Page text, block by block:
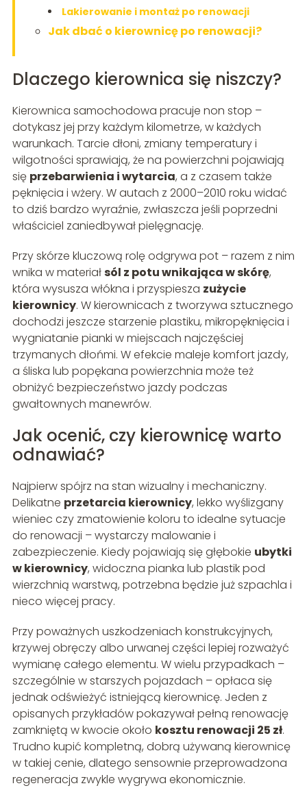
Lakierowanie i montaż po renowacji
Jak dbać o kierownicę po renowacji?
Dlaczego kierownica się niszczy?
Kierownica samochodowa pracuje non stop –
dotykasz jej przy każdym kilometrze, w każdych
warunkach. Tarcie dłoni, zmiany temperatury i
wilgotności sprawiają, że na powierzchni pojawiają
się przebarwienia i wytarcia, a z czasem także
pęknięcia i wżery. W autach z 2000–2010 roku widać
to dziś bardzo wyraźnie, zwłaszcza jeśli poprzedni
właściciel zaniedbywał pielęgnację.
Przy skórze kluczową rolę odgrywa pot – razem z nim
wnika w materiałsól z potu wnikająca w skórę,
która wysusza włókna i przyspiesza zużycie
kierownicy. W kierownicach z tworzywa sztucznego
dochodzi jeszcze starzenie plastiku, mikropęknięcia i
wygniatanie pianki w miejscach najczęściej
trzymanych dłońmi. W efekcie maleje komfort jazdy,
a śliska lub popękana powierzchnia może też
obniżyć bezpieczeństwo jazdy podczas
gwałtownych manewrów.
Jak ocenić, czy kierownicę warto
odnawiać?
Najpierw spójrz na stan wizualny i mechaniczny.
Delikatne przetarcia kierownicy, lekko wyślizgany
wieniec czy zmatowienie koloru to idealne sytuacje
do renowacji – wystarczy malowanie i
zabezpieczenie. Kiedy pojawiają się głębokie ubytki
w kierownicy, widoczna pianka lub plastik pod
wierzchnią warstwą, potrzebna będzie już szpachla i
nieco więcej pracy.
Przy poważnych uszkodzeniach konstrukcyjnych,
krzywej obręczy albo urwanej części lepiej rozważyć
wymianę całego elementu. W wielu przypadkach –
szczególnie w starszych pojazdach – opłaca się
jednak odświeżyć istniejącą kierownicę. Jeden z
opisanych przykładów pokazywał pełną renowację
zamkniętą w kwocie około kosztu renowacji 25 zł.
Trudno kupić kompletną, dobrą używaną kierownicę
w takiej cenie, dlatego sensownie przeprowadzona
regeneracja zwykle wygrywa ekonomicznie.